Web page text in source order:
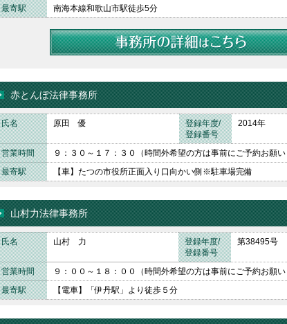
最寄駅
南海本線和歌山市駅徒歩5分
赤とんぼ法律事務所
氏名 原田 優
登録年度/
登録番号
2014年
営業時間
９：３０～１７：３０（時間外希望の方は事前にご予約お願い
最寄駅
【車】たつの市役所正面入り口向かい側※駐車場完備
山村力法律事務所
氏名 山村 力
登録年度/
登録番号
第38495号
営業時間
９：００～１８：００（時間外希望の方は事前にご予約お願い
最寄駅
【電車】「伊丹駅」より徒歩５分